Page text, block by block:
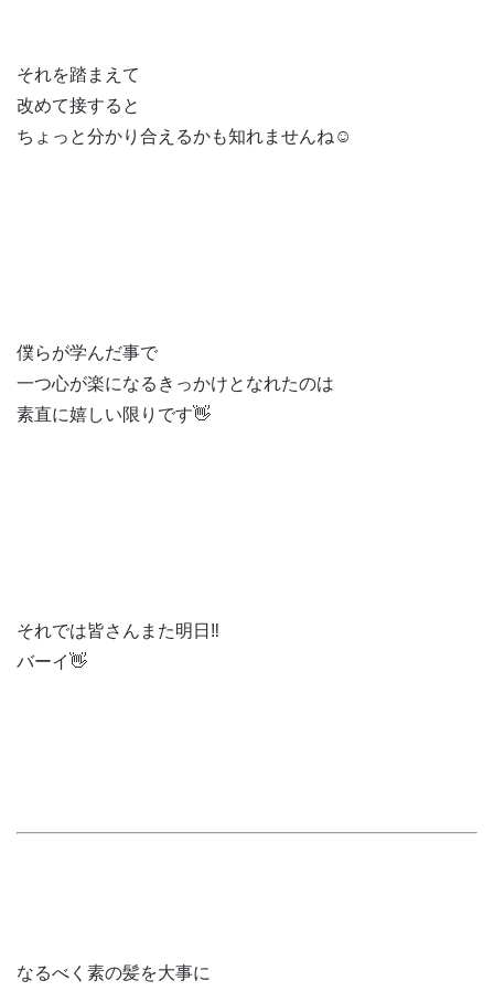
それを踏まえて
改めて接すると
ちょっと分かり合えるかも知れませんね☺️
僕らが学んだ事で
一つ心が楽になるきっかけとなれたのは
素直に嬉しい限りです👋
それでは皆さんまた明日‼️
バーイ👋
なるべく素の髪を大事に